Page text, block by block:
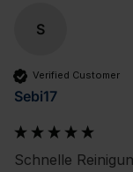
S
Verified Customer
Sebi17
Schnelle